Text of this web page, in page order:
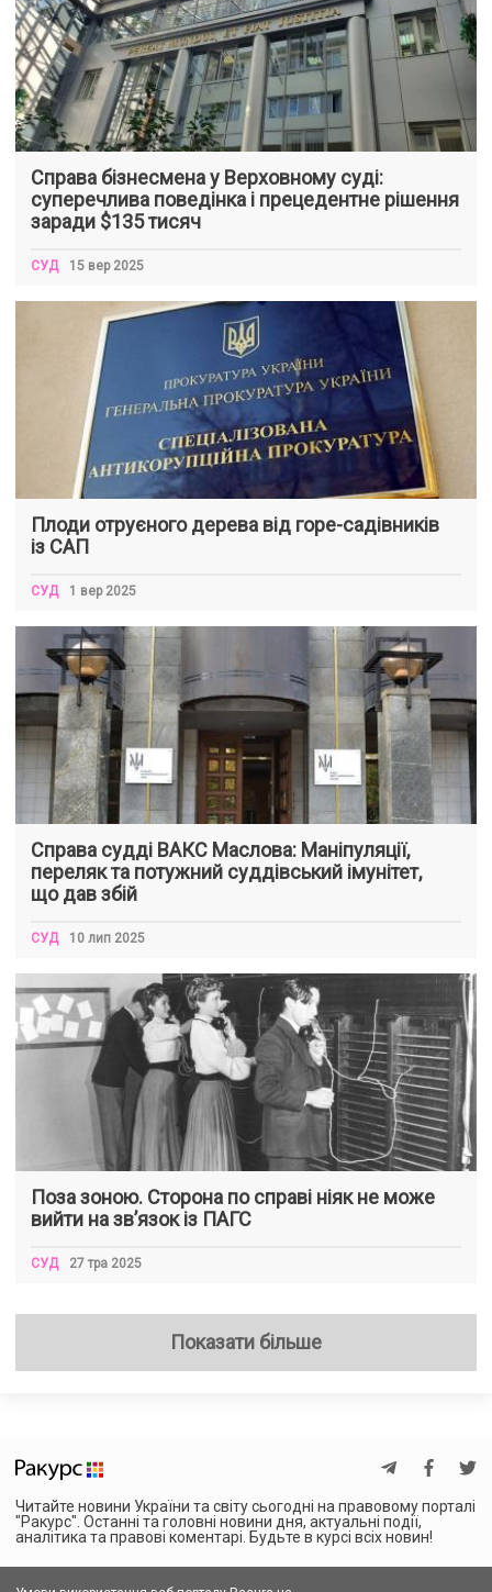
Справа бізнесмена у Верховному суді:
суперечлива поведінка і прецедентне рішення
заради $135 тисяч
СУД 15 вер 2025
Плоди отруєного дерева від горе-садівників
із САП
СУД 1 вер 2025
Справа судді ВАКС Маслова: Маніпуляції,
переляк та потужний суддівський імунітет,
що дав збій
СУД 10 лип 2025
Поза зоною. Сторона по справі ніяк не може
вийти на зв’язок із ПАГС
СУД 27 тра 2025
Показати більше
Читайте новини України та світу сьогодні на правовому порталі
"Ракурс". Останні та головні новини дня, актуальні події,
аналітика та правові коментарі. Будьте в курсі всіх новин!